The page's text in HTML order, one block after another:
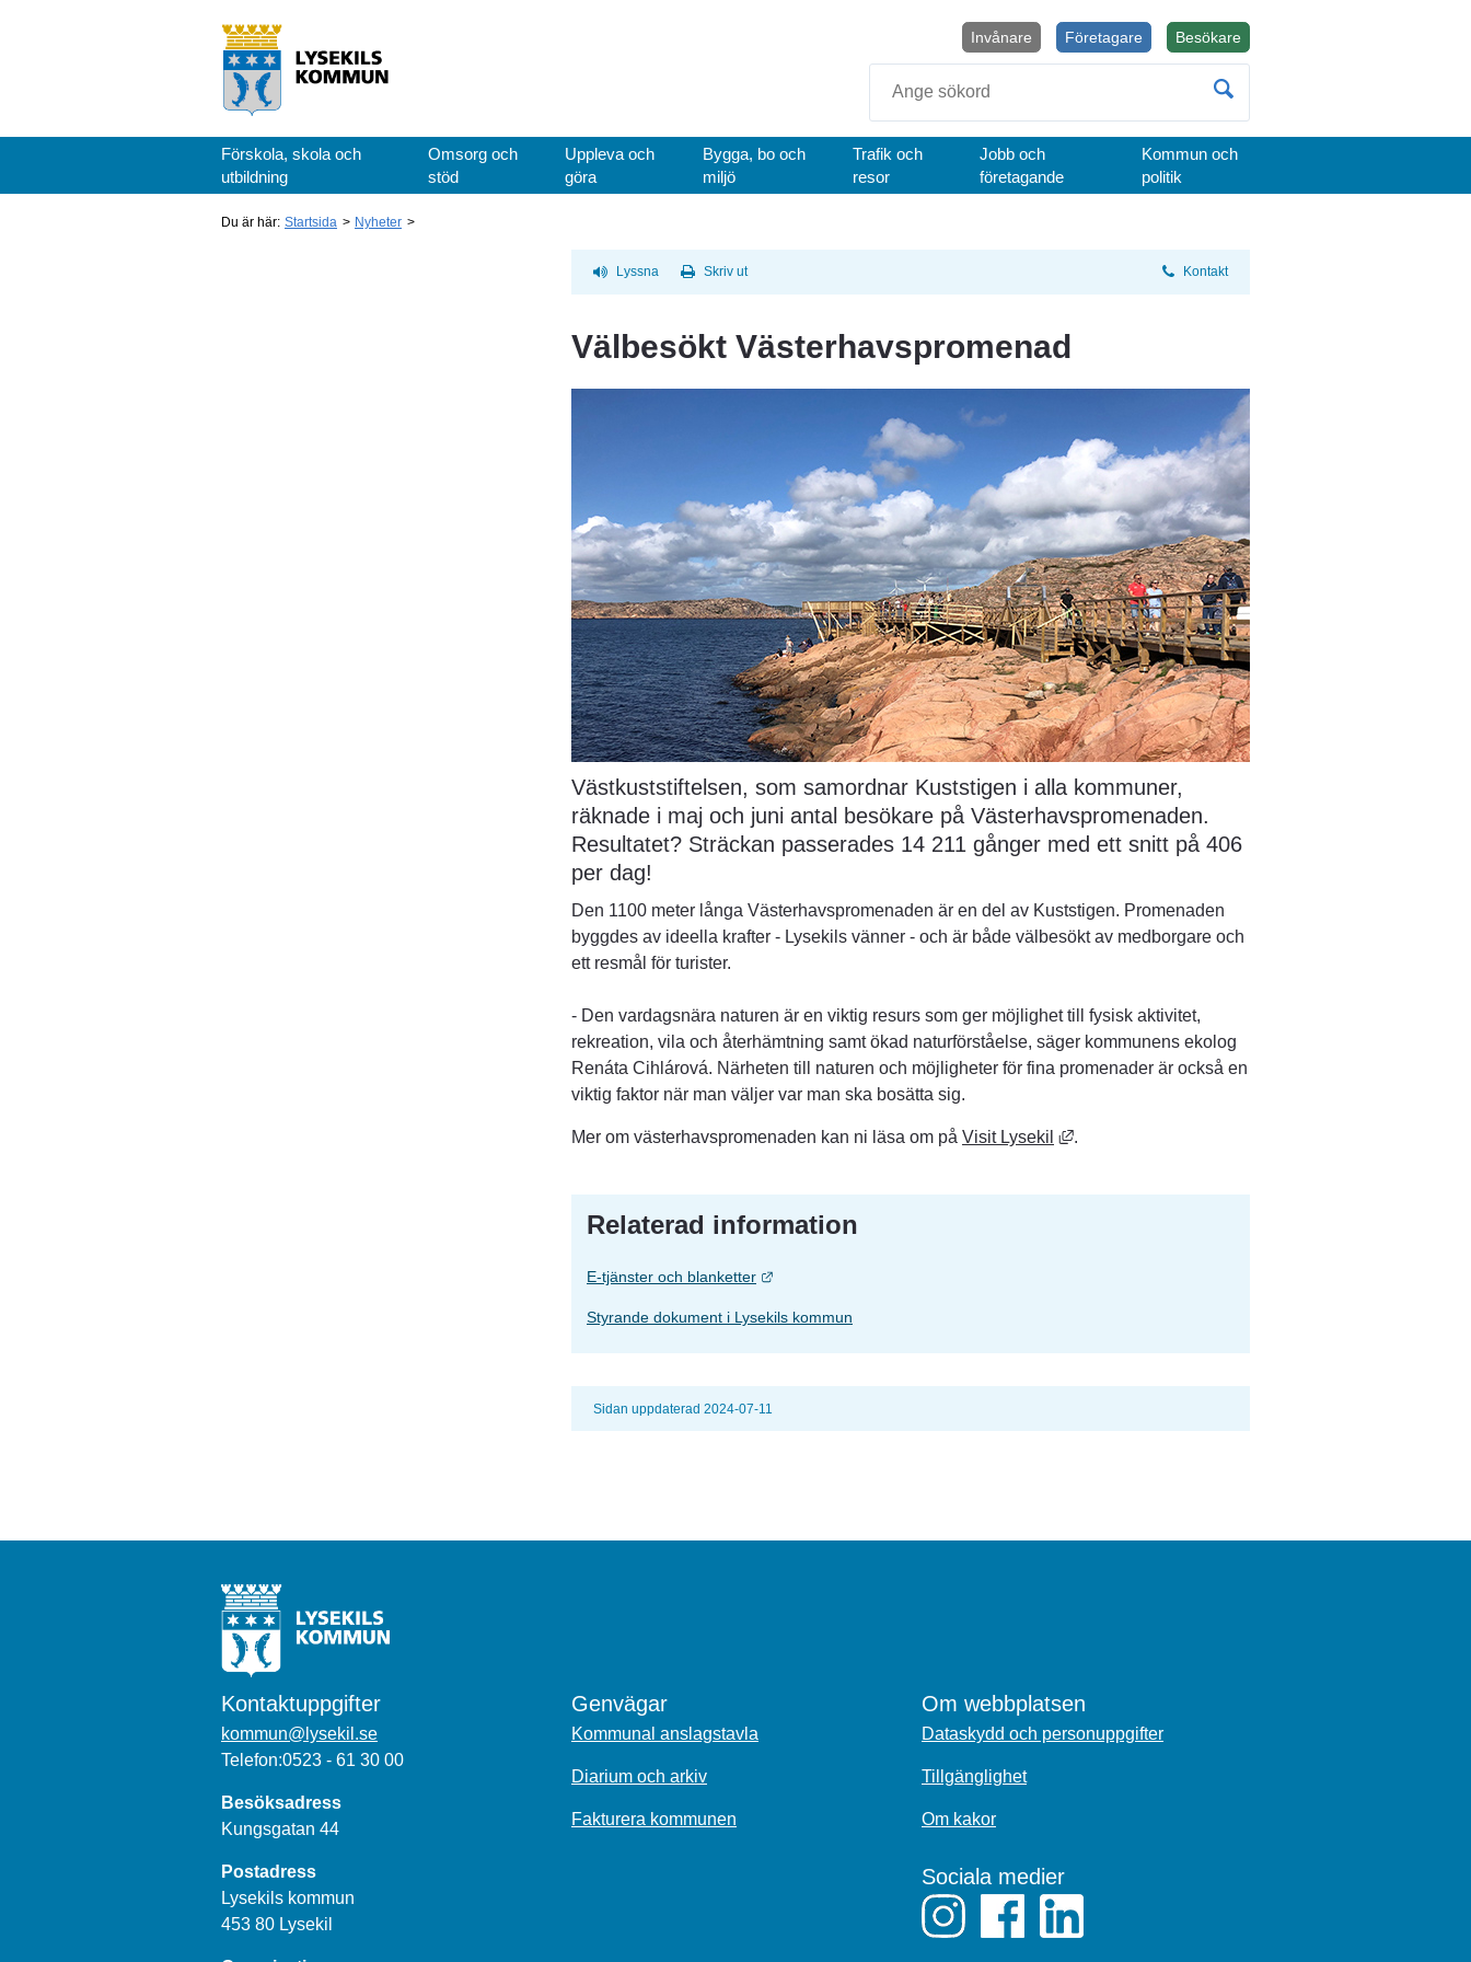
BesökareÖppnas i nytt fönster.
Företagare
Invånare
Förskola, skola och
utbildning
Omsorg och
stöd
Uppleva och
göra
Bygga, bo och
miljö
Trafik och
resor
Jobb och
företagande
Kommun och
politik
Du är här: Startsida Nyheter
Lyssna Skriv ut Kontakt
Välbesökt Västerhavspromenad
Västkuststiftelsen, som samordnar Kuststigen i alla kommuner,
räknade i maj och juni antal besökare på Västerhavspromenaden.
Resultatet? Sträckan passerades 14 211 gånger med ett snitt på 406
per dag!
Den 1100 meter långa Västerhavspromenaden är en del av Kuststigen. Promenaden
byggdes av ideella krafter - Lysekils vänner - och är både välbesökt av medborgare och
ett resmål för turister.
- Den vardagsnära naturen är en viktig resurs som ger möjlighet till fysisk aktivitet,
rekreation, vila och återhämtning samt ökad naturförståelse, säger kommunens ekolog
Renáta Cihlárová. Närheten till naturen och möjligheter för fina promenader är också en
viktig faktor när man väljer var man ska bosätta sig.
Mer om västerhavspromenaden kan ni läsa om på Visit Lysekil Länk till annan webbplats, öppnas i nytt fönster.
.
Relaterad information
E-tjänster och blanketter Länk till annan webbplats.
Styrande dokument i Lysekils kommun
Sidan uppdaterad 2024-07-11
Kontaktuppgifter
kommun@lysekil.se
Telefon:0523 - 61 30 00
Besöksadress
Kungsgatan 44
Postadress
Lysekils kommun
453 80 Lysekil
Genvägar
Kommunal anslagstavla
Diarium och arkiv
Fakturera kommunen
Om webbplatsen
Dataskydd och personuppgifter
Tillgänglighet
Om kakor
Sociala medier